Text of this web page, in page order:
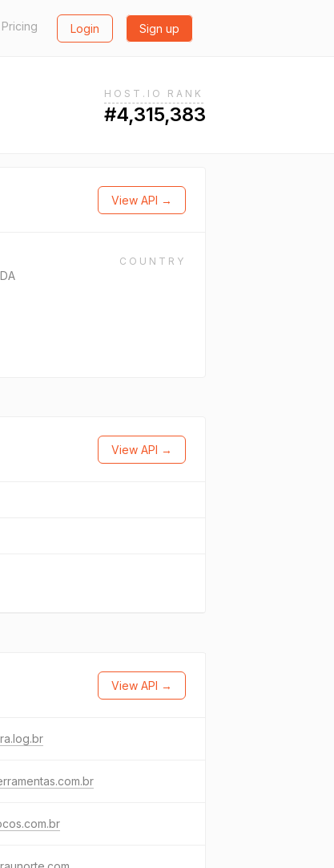
Pricing Login Sign up
HOST.IO RANK
#4,315,383
View API →
COUNTRY
View API →
View API →